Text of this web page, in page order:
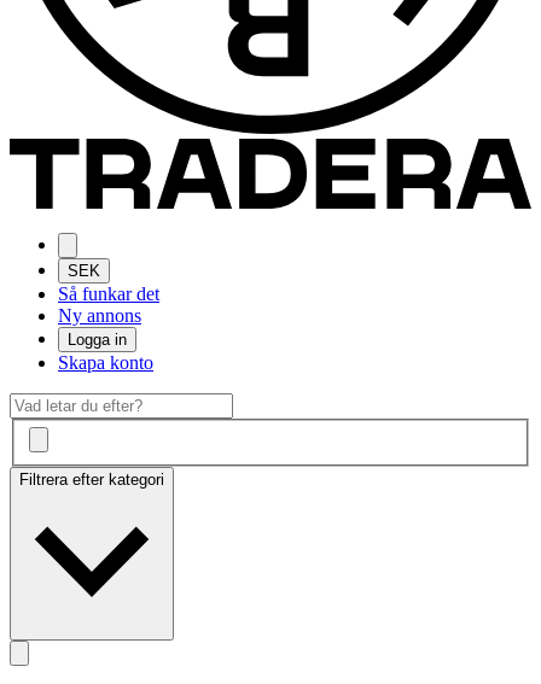
SEK
Så funkar det
Ny annons
Logga in
Skapa konto
Filtrera efter kategori